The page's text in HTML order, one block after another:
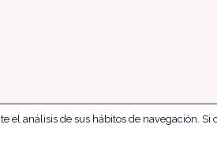
análisis de sus hábitos de navegación.